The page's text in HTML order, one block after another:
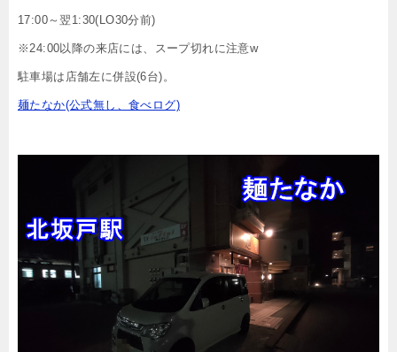
17:00～翌1:30(LO30分前)
※24:00以降の来店には、スープ切れに注意w
駐車場は店舗左に併設(6台)。
麺たなか(公式無し、食べログ)